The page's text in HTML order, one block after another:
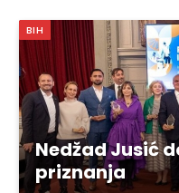
BIH
Nedžad Jusić
priznanja